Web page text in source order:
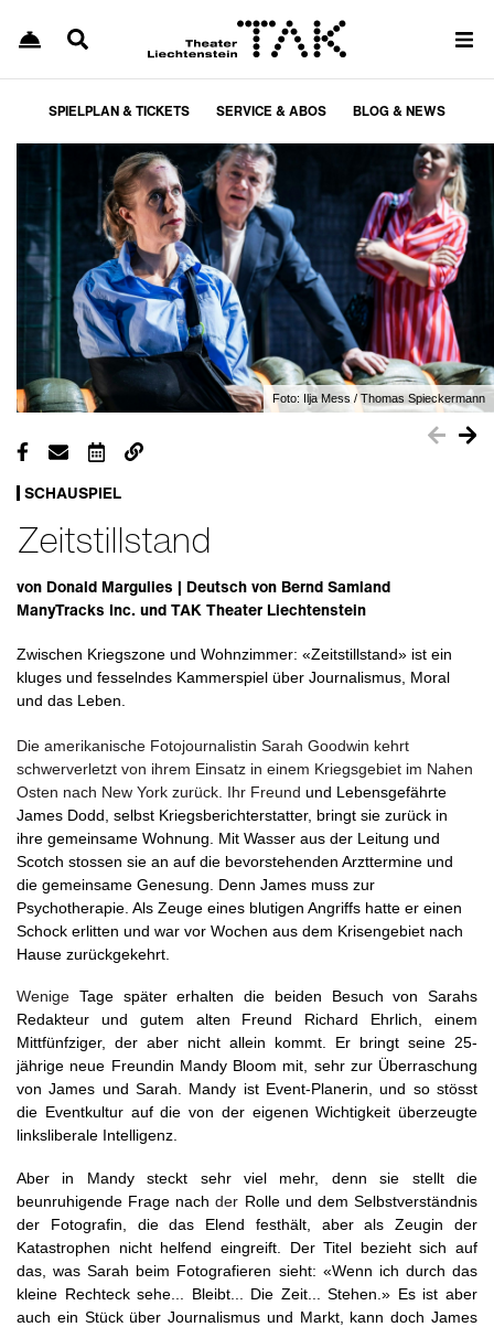
SPIELPLAN & TICKETS SERVICE & ABOS BLOG & NEWS
Foto: Ilja Mess / Thomas Spieckermann
SCHAUSPIEL
Zeitstillstand
von Donald Margulies | Deutsch von Bernd Samland
ManyTracks Inc. und TAK Theater Liechtenstein
Zwischen Kriegszone und Wohnzimmer: «Zeitstillstand» ist ein
kluges und fesselndes Kammerspiel über Journalismus, Moral
und das Leben.
Die amerikanische Fotojournalistin Sarah Goodwin kehrt
schwerverletzt von ihrem Einsatz in einem Kriegsgebiet im Nahen
Osten nach New York zurück. Ihr Freund und Lebensgefährte
James Dodd, selbst Kriegsberichterstatter, bringt sie zurück in
ihre gemeinsame Wohnung. Mit Wasser aus der Leitung und
Scotch stossen sie an auf die bevorstehenden Arzttermine und
die gemeinsame Genesung. Denn James muss zur
Psychotherapie. Als Zeuge eines blutigen Angriffs hatte er einen
Schock erlitten und war vor Wochen aus dem Krisengebiet nach
Hause zurückgekehrt.
Wenige Tage später erhalten die
beiden Besuch von Sarahs
Redakteur und gutem alten
Freund Richard Ehrlich,
einem
Mittfünfziger, der aber nicht allein kommt. Er bringt seine 25-
jährige neue Freundin Mandy Bloom mit, sehr zur Überraschung
von James und Sarah. Mandy ist Event-Planerin, und so stösst
die Eventkultur auf die von der eigenen Wichtigkeit überzeugte
linksliberale Intelligenz.
Aber in Mandy steckt sehr viel mehr, denn sie stellt
die
beunruhigende Frage nachder Rolle und dem Selbstverständnis
der
Fotografin, die das Elend festhält, aber als
Zeugin der
Katastrophen nicht helfend eingreift. Der Titel bezieht sich auf
das, was Sarah beim Fotografieren sieht: «Wenn ich durch das
kleine Rechteck sehe... Bleibt... Die Zeit... Stehen.» Es ist aber
auch ein Stück über Journalismus und Markt, kann doch James